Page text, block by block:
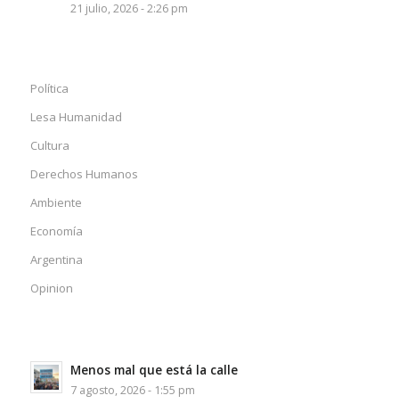
21 julio, 2026 - 2:26 pm
Política
Lesa Humanidad
Cultura
Derechos Humanos
Ambiente
Economía
Argentina
Opinion
Menos mal que está la calle
7 agosto, 2026 - 1:55 pm